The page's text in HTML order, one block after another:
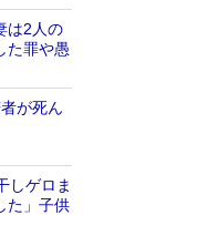
は2人の
た罪や愚
が死ん
しゲロま
た」子供